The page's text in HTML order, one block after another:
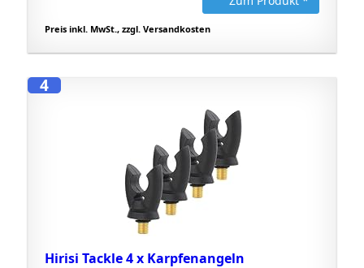
Preis inkl. MwSt., zzgl. Versandkosten
4
Hirisi Tackle 4 x Karpfenangeln